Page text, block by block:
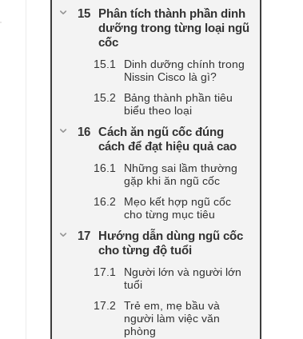
Phân tích thành phần dinh
dưỡng trong từng loại ngũ
cốc
Dinh dưỡng chính trong
Nissin Cisco là gì?
Bảng thành phần tiêu
biểu theo loại
Cách ăn ngũ cốc đúng
cách để đạt hiệu quả cao
Những sai lầm thường
gặp khi ăn ngũ cốc
Mẹo kết hợp ngũ cốc
cho từng mục tiêu
Hướng dẫn dùng ngũ cốc
cho từng độ tuổi
Người lớn và người lớn
tuổi
Trẻ em, mẹ bầu và
người làm việc văn
phòng